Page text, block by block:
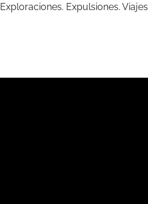
Exploraciones. Expulsiones. Viajes